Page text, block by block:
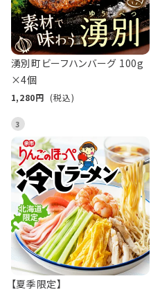
湧別町ビーフハンバーグ 100g
×4個
1,280 (税込)
3
【夏季限定】